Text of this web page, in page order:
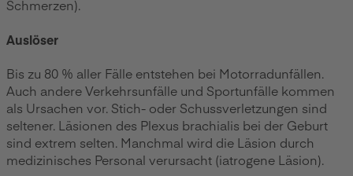
Schmerzen).
Auslöser
Bis zu 80 % aller Fälle entstehen bei Motorradunfällen.
Auch andere Verkehrsunfälle und Sportunfälle kommen
als Ursachen vor. Stich- oder Schussverletzungen sind
seltener. Läsionen des Plexus brachialis bei der Geburt
sind extrem selten. Manchmal wird die Läsion durch
medizinisches Personal verursacht (iatrogene Läsion).